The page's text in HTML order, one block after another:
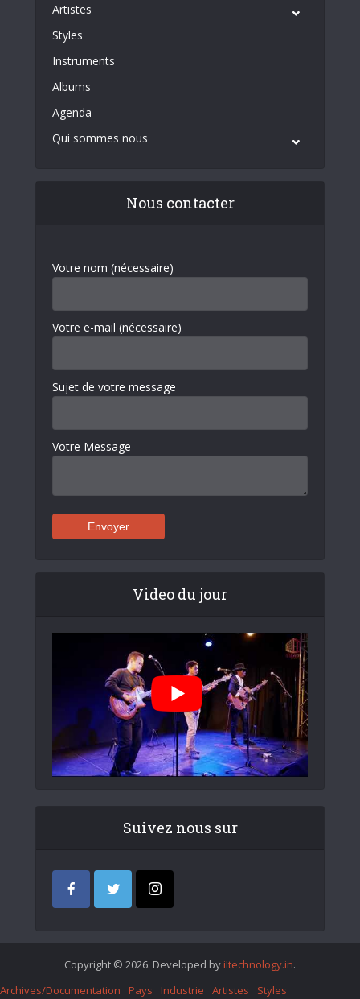
Artistes
Styles
Instruments
Albums
Agenda
Qui sommes nous
Nous contacter
Votre nom (nécessaire)
Votre e-mail (nécessaire)
Sujet de votre message
Votre Message
Video du jour
Suivez nous sur
Copyright © 2026. Developed by iItechnology.in.
Archives/Documentation
Pays Industrie Artistes Styles